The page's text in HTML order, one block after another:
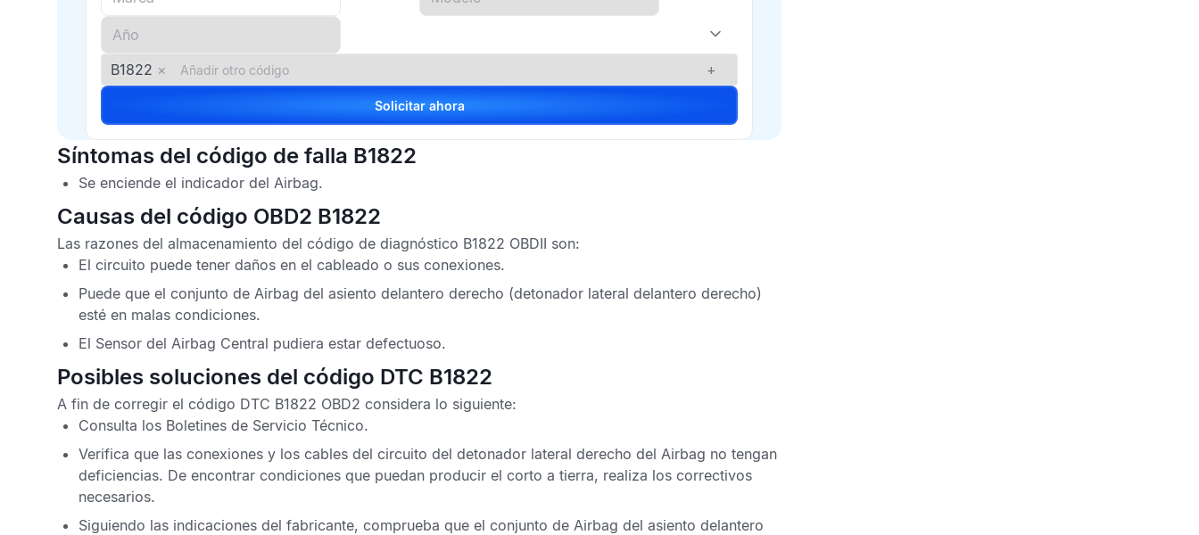
B1822 × +
Solicitar ahora
Síntomas del código de falla B1822
Se enciende el indicador del Airbag.
Causas del código OBD2 B1822
Las razones del almacenamiento del código de diagnóstico B1822 OBDII son:
El circuito puede tener daños en el cableado o sus conexiones.
Puede que el conjunto de Airbag del asiento delantero derecho (detonador lateral delantero derecho)
esté en malas condiciones.
El Sensor del Airbag Central pudiera estar defectuoso.
Posibles soluciones del código DTC B1822
A fin de corregir el código DTC B1822 OBD2 considera lo siguiente:
Consulta los Boletines de Servicio Técnico.
Verifica que las conexiones y los cables del circuito del detonador lateral derecho del Airbag no tengan
deficiencias. De encontrar condiciones que puedan producir el corto a tierra, realiza los correctivos
necesarios.
Siguiendo las indicaciones del fabricante, comprueba que el conjunto de Airbag del asiento delantero